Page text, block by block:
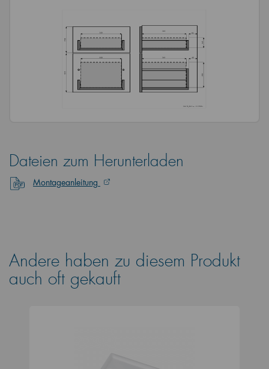
Dateien zum Herunterladen
Montageanleitung
Andere haben zu diesem Produkt
auch oft gekauft